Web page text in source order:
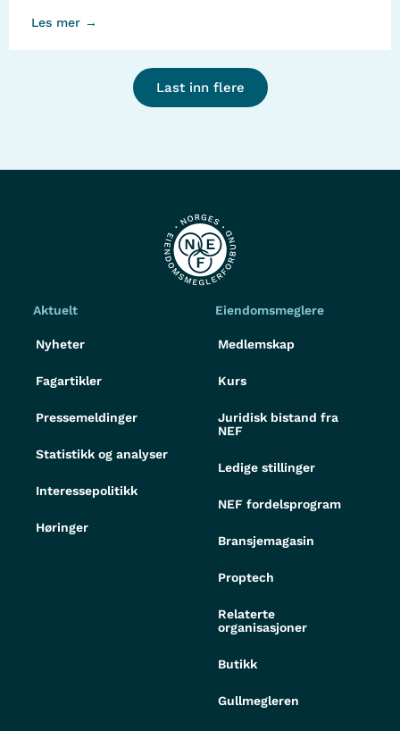
Les mer →
Last inn flere
Aktuelt
Nyheter
Fagartikler
Pressemeldinger
Statistikk og analyser
Interessepolitikk
Høringer
Eiendomsmeglere
Medlemskap
Kurs
Juridisk bistand fra
NEF
Ledige stillinger
NEF fordelsprogram
Bransjemagasin
Proptech
Relaterte
organisasjoner
Butikk
Gullmegleren